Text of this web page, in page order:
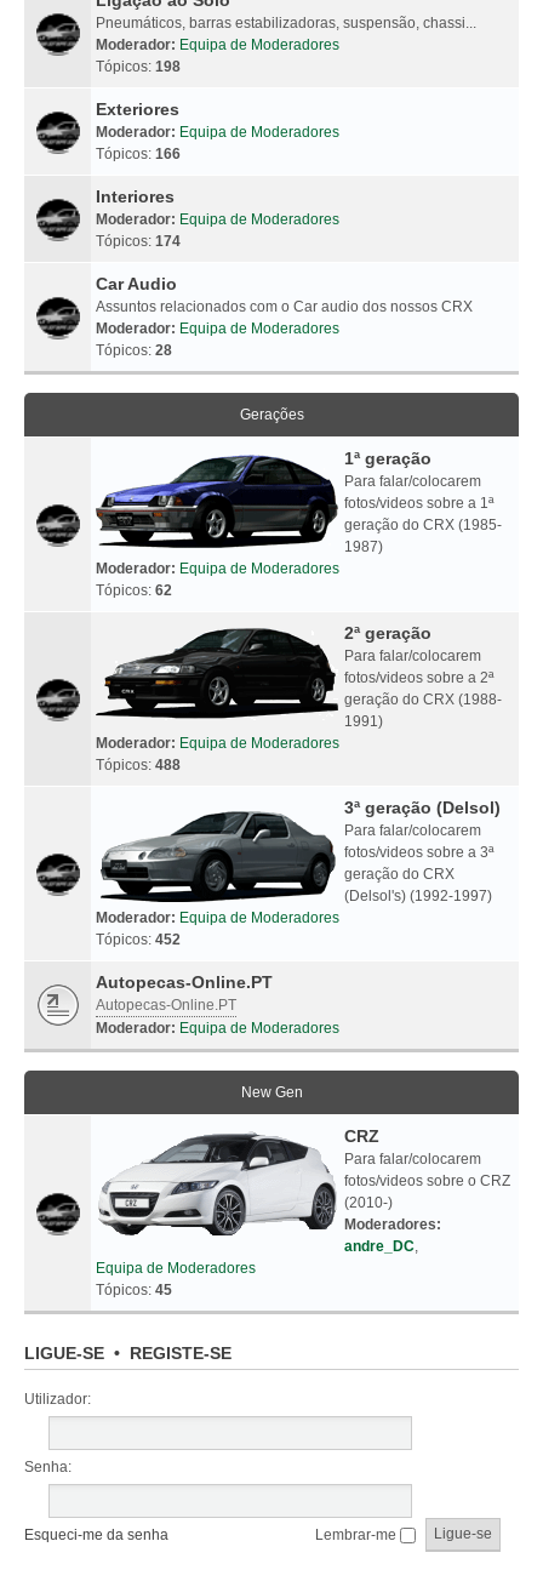
Pneumáticos, barras estabilizadoras, suspensão, chassi...
Moderador: Equipa de Moderadores
Tópicos: 198
Exteriores
Moderador: Equipa de Moderadores
Tópicos: 166
Interiores
Moderador: Equipa de Moderadores
Tópicos: 174
Car Audio
Assuntos relacionados com o Car audio dos nossos CRX
Moderador: Equipa de Moderadores
Tópicos: 28
Gerações
1ª geração
Para falar/colocarem
fotos/videos sobre a 1ª
geração do CRX (1985-
1987)
Moderador: Equipa de Moderadores
Tópicos: 62
2ª geração
Para falar/colocarem
fotos/videos sobre a 2ª
geração do CRX (1988-
1991)
Moderador: Equipa de Moderadores
Tópicos: 488
3ª geração (Delsol)
Para falar/colocarem
fotos/videos sobre a 3ª
geração do CRX
(Delsol's) (1992-1997)
Moderador: Equipa de Moderadores
Tópicos: 452
Autopecas-Online.PT
Autopecas-Online.PT
Moderador: Equipa de Moderadores
New Gen
CRZ
Para falar/colocarem
fotos/videos sobre o CRZ
(2010-)
Moderadores:
andre_DC,
Equipa de Moderadores
Tópicos: 45
LIGUE-SE • REGISTE-SE
Utilizador:
Senha:
Esqueci-me da senha Lembrar-me